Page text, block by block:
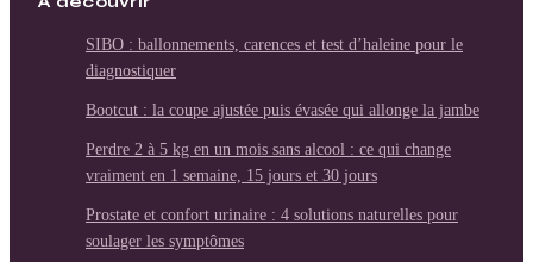
SIBO : ballonnements, carences et test d’haleine pour le
diagnostiquer
Bootcut : la coupe ajustée puis évasée qui allonge la jambe
Perdre 2 à 5 kg en un mois sans alcool : ce qui change
vraiment en 1 semaine, 15 jours et 30 jours
Prostate et confort urinaire : 4 solutions naturelles pour
soulager les symptômes